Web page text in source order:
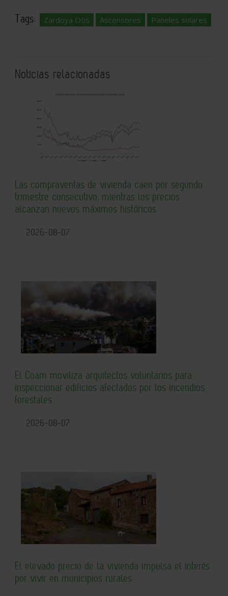
Tags: Zardoya Otis Ascensores Paneles solares
Noticias relacionadas
Las compraventas de vivienda caen por segundo
trimestre consecutivo, mientras los precios
alcanzan nuevos máximos históricos
2026-08-07
El Coam moviliza arquitectos voluntarios para
inspeccionar edificios afectados por los incendios
forestales
2026-08-07
El elevado precio de la vivienda impulsa el interés
por vivir en municipios rurales